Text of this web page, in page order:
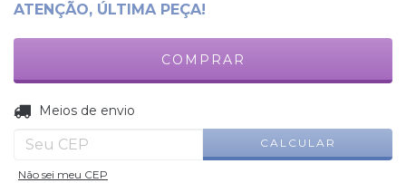
ATENÇÃO, ÚLTIMA PEÇA!
Entregas para o CEP:
Meios de envio
CALCULAR
Não sei meu CEP